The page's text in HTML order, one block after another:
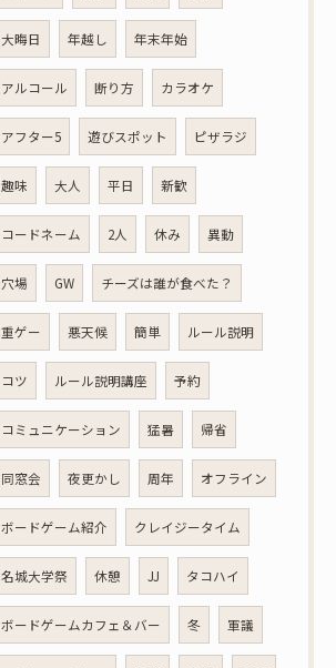
大晦日 年越し 年末年始
アルコール 断り方 カラオケ
アフター5 遊びスポット ピザラジ
趣味 大人 平日 新歓
コードネーム 2人 休み 異動
穴場 GW チーズは誰が食べた？
重ゲー 悪天候 簡単 ルール説明
コツ ルール説明講座 予約
コミュニケーション 猛暑 帰省
同窓会 夜更かし 周年 オフライン
ボードゲーム紹介 クレイジータイム
名城大学祭 休憩 JJ タコハイ
ボードゲームカフェ＆バー 冬 軍議